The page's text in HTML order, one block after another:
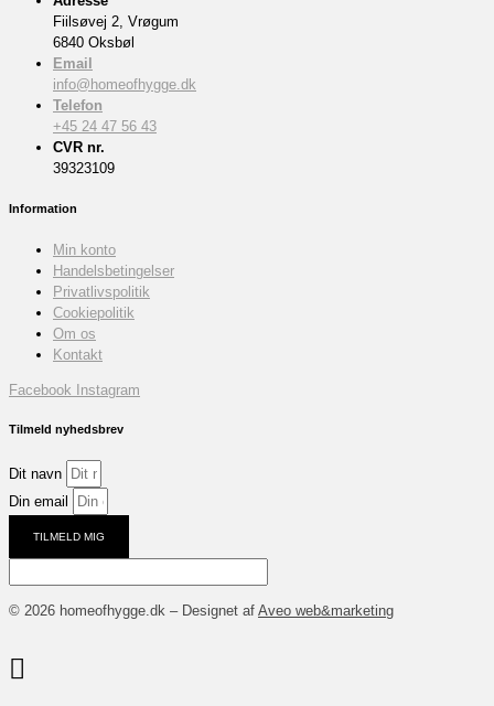
Fiilsøvej 2, Vrøgum
6840 Oksbøl
Email
info@homeofhygge.dk
Telefon
+45 24 47 56 43
CVR nr.
39323109
Information
Min konto
Handelsbetingelser
Privatlivspolitik
Cookiepolitik
Om os
Kontakt
Facebook Instagram
Tilmeld nyhedsbrev
Dit navn
Din email
TILMELD MIG
© 2026 homeofhygge.dk – Designet af Aveo web&marketing